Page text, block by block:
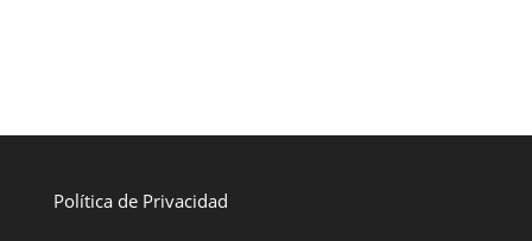
Política de Privacidad